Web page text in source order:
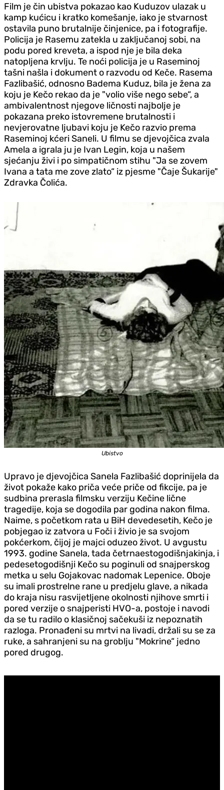
Film je čin ubistva pokazao kao Kuduzov ulazak u
kamp kućicu i kratko komešanje, iako je stvarnost
ostavila puno brutalnije činjenice, pa i fotografije.
Policija je Rasemu zatekla u zaključanoj sobi, na
podu pored kreveta, a ispod nje je bila deka
natopljena krvlju. Te noći policija je u Raseminoj
tašni našla i dokument o razvodu od Keče. Rasema
Fazlibašić, odnosno Badema Kuduz, bila je žena za
koju je Kečo rekao da je "volio više nego sebe“, a
ambivalentnost njegove ličnosti najbolje je
pokazana preko istovremene brutalnosti i
nevjerovatne ljubavi koju je Kečo razvio prema
Raseminoj kćeri Saneli. U filmu se d‌jevojčica zvala
Amela a igrala ju je Ivan Legin, koja u našem
sjećanju živi i po simpatičnom stihu "Ja se zovem
Ivana a tata me zove zlato“ iz pjesme "Čaje Šukarije"
Zdravka Čolića.
Ubistvo
Upravo je d‌jevojčica Sanela Fazlibašić doprinijela da
život pokaže kako priča veće priče od fikcije, pa je
sudbina prerasla filmsku verziju Kečine lične
tragedije, koja se dogodila par godina nakon filma.
Naime, s početkom rata u BiH devedesetih, Kečo je
pobjegao iz zatvora u Foči i živio je sa svojom
pokćerkom, čijoj je majci oduzeo život. U avgustu
1993. godine Sanela, tada četrnaestogodišnjakinja, i
pedesetogodišnji Kečo su poginuli od snajperskog
metka u selu Gojakovac nadomak Lepenice. Oboje
su imali prostrelne rane u pred‌jelu glave, a nikada
do kraja nisu rasvijetljene okolnosti njihove smrti i
pored verzije o snajperisti HVO-a, postoje i navodi
da se tu radilo o klasičnoj sačekuši iz nepoznatih
razloga. Pronađeni su mrtvi na livadi, držali su se za
ruke, a sahranjeni su na groblju "Mokrine“ jedno
pored drugog.